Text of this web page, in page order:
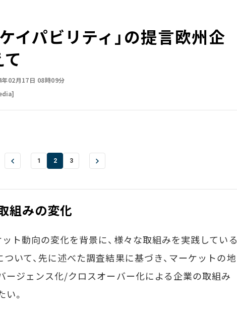
イパビリティ」の提言――欧州企
02月17日 08時09分
1 2 3
組みの変化
ト動向の変化を背景に、様々な取組みを実践している
いて、先に述べた調査結果に基づき、マーケットの地
ージェンス化/クロスオーバー化による企業の取組み
。